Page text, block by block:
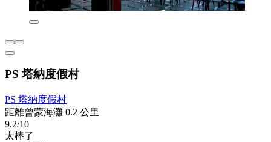
PS 塔納度假村
PS 塔納度假村
距離曾蒙海灘 0.2 公里
9.2/10
太棒了